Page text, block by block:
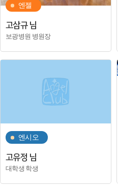
엔젤
고삼규 님
보광병원 병원장
엔시오
고유정 님
대학생 학생